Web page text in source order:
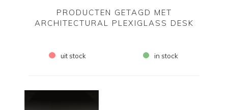
PRODUCTEN GETAGD MET
ARCHITECTURAL PLEXIGLASS DESK
uit stock in stock